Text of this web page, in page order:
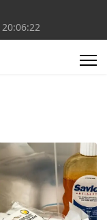
20:06:23